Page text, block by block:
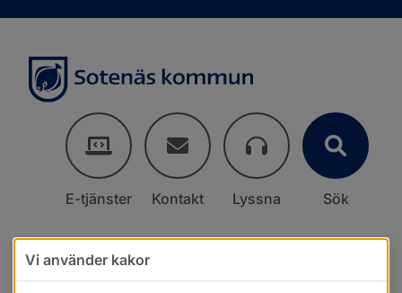
E-tjänster Kontakt Lyssna Sök
Vi använder kakor